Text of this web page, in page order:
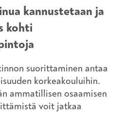
kannustetaan ja
kohti
suorittaminen antaa
korkeakouluihin.
ammatillisen osaamisen
voit jatkaa